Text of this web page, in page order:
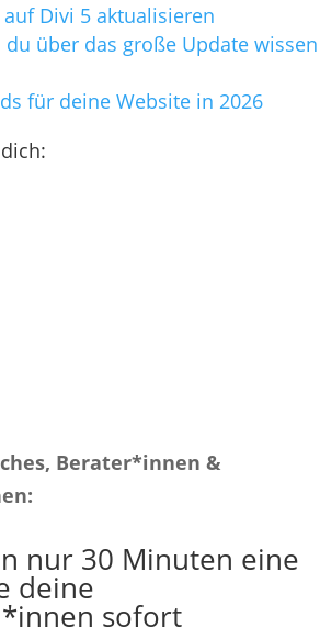
Divi 5 aktualisieren
du über das große Update wissen
für deine Website in 2026
Berater*innen &
nur 30 Minuten eine
deine
sofort